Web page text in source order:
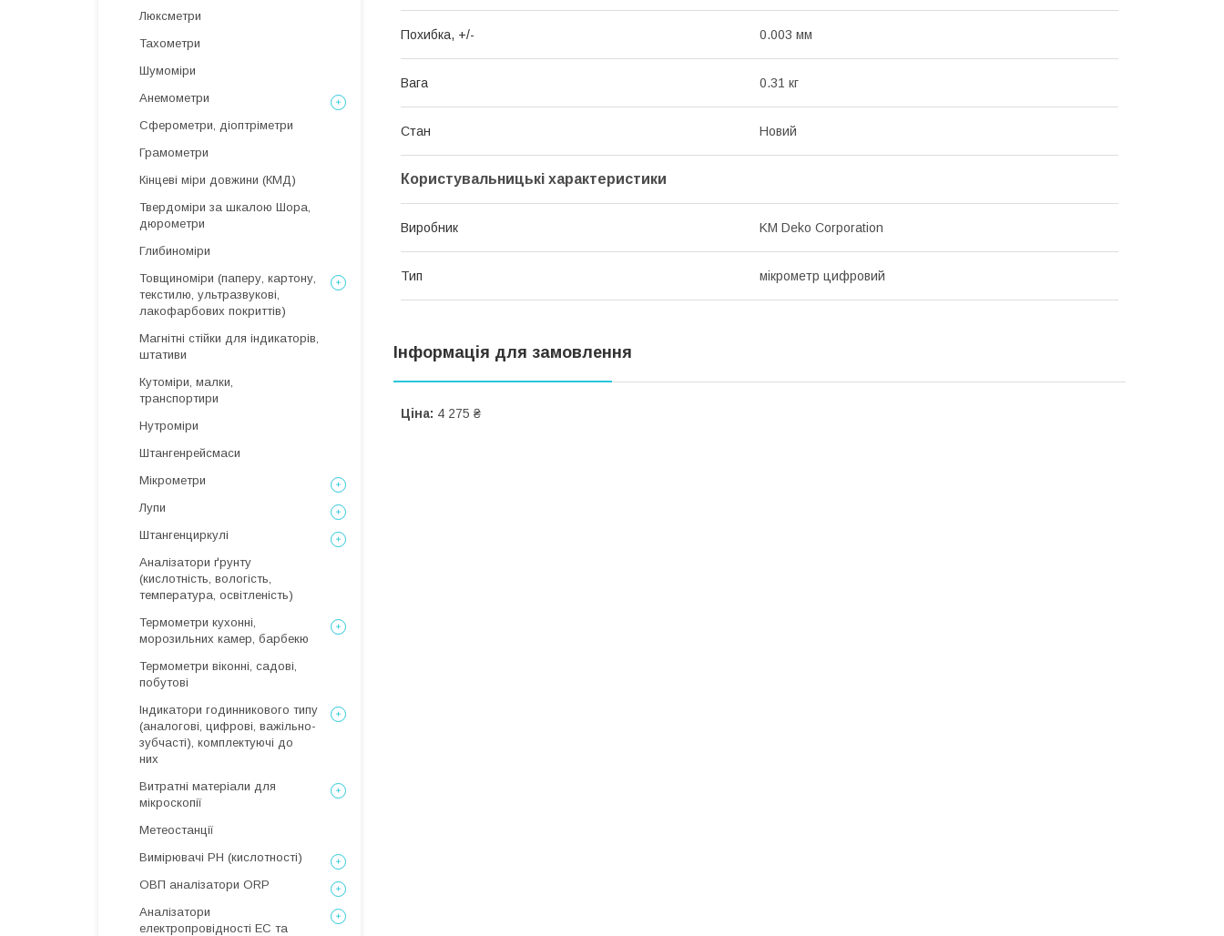
Похибка, +/- 0.003 мм
Вага 0.31 кг
Стан Новий
Користувальницькі характеристики
Виробник KM Deko Corporation
Тип мікрометр цифровий
Інформація для замовлення
Ціна: 4 275 ₴
Люксметри
Тахометри
Шумоміри
Анемометри
Сферометри, діоптріметри
Грамометри
Кінцеві міри довжини (КМД)
Твердоміри за шкалою Шора,
дюрометри
Глибиноміри
Товщиноміри (паперу, картону,
текстилю, ультразвукові,
лакофарбових покриттів)
Магнітні стійки для індикаторів,
штативи
Кутоміри, малки,
транспортири
Нутроміри
Штангенрейсмаси
Мікрометри
Лупи
Штангенциркулі
Аналізатори ґрунту
(кислотність, вологість,
температура, освітленість)
Термометри кухонні,
морозильних камер, барбекю
Термометри віконні, садові,
побутові
Індикатори годинникового типу
(аналогові, цифрові, важільно-
зубчасті), комплектуючі до
них
Витратні матеріали для
мікроскопії
Метеостанції
Вимірювачі РН (кислотності)
ОВП аналізатори ORP
Аналізатори
електропровідності EC та